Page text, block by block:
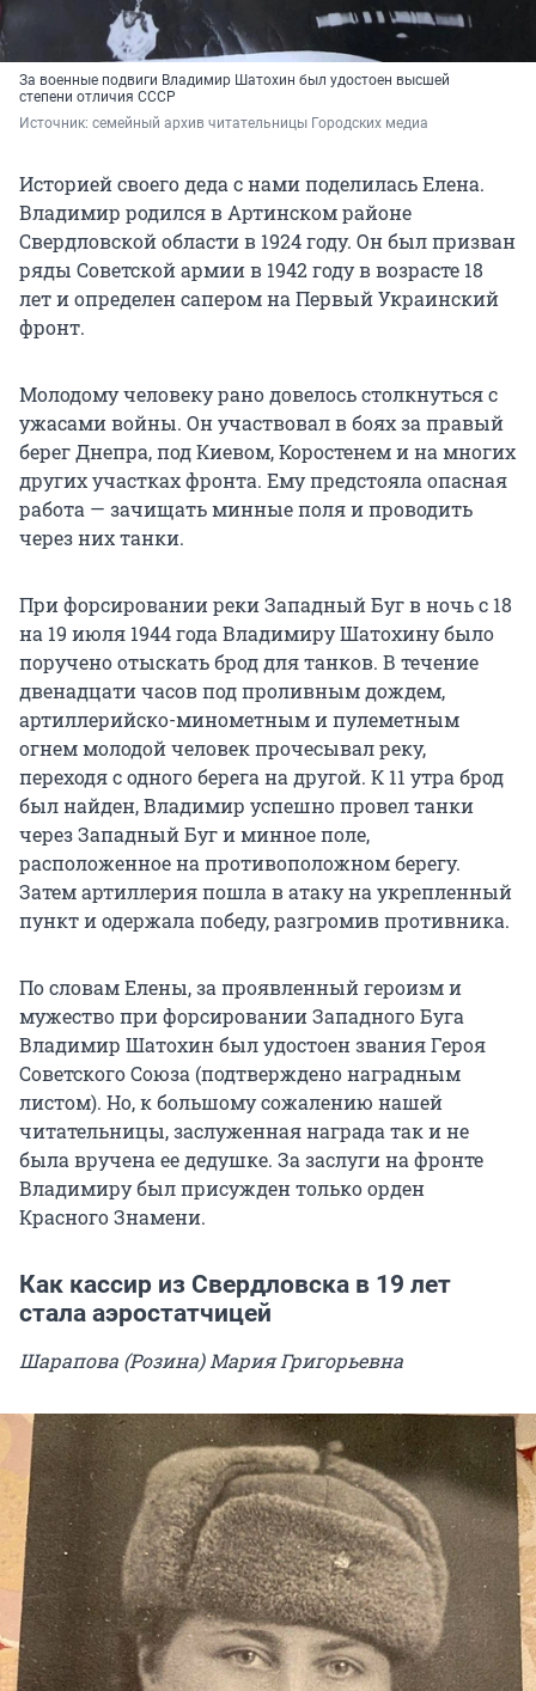
За военные подвиги Владимир Шатохин был удостоен высшей
степени отличия СССР
Источник: семейный архив читательницы Городских медиа
Историей своего деда с нами поделилась Елена.
Владимир родился в Артинском районе
Свердловской области в 1924 году. Он был призван
ряды Советской армии в 1942 году в возрасте 18
лет и определен сапером на Первый Украинский
фронт.
Молодому человеку рано довелось столкнуться с
ужасами войны. Он участвовал в боях за правый
берег Днепра, под Киевом, Коростенем и на многих
других участках фронта. Ему предстояла опасная
работа — зачищать минные поля и проводить
через них танки.
При форсировании реки Западный Буг в ночь с 18
на 19 июля 1944 года Владимиру Шатохину было
поручено отыскать брод для танков. В течение
двенадцати часов под проливным дождем,
артиллерийско-минометным и пулеметным
огнем молодой человек прочесывал реку,
переходя с одного берега на другой. К 11 утра брод
был найден, Владимир успешно провел танки
через Западный Буг и минное поле,
расположенное на противоположном берегу.
Затем артиллерия пошла в атаку на укрепленный
пункт и одержала победу, разгромив противника.
По словам Елены, за проявленный героизм и
мужество при форсировании Западного Буга
Владимир Шатохин был удостоен звания Героя
Советского Союза (подтверждено наградным
листом). Но, к большому сожалению нашей
читательницы, заслуженная награда так и не
была вручена ее дедушке. За заслуги на фронте
Владимиру был присужден только орден
Красного Знамени.
Как кассир из Свердловска в 19 лет
стала аэростатчицей
Шарапова (Розина) Мария Григорьевна